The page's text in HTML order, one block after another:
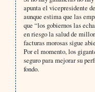
apunta el vicepresidente
aunque estima que las
que “los gobiernos las
en riesgo la salud de
facturas morosas sigue
Por el momento, los
seguro para mejorar su
fondo.